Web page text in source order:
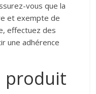
vous que la
et exempte de
effectuez des
une adhérence
produit